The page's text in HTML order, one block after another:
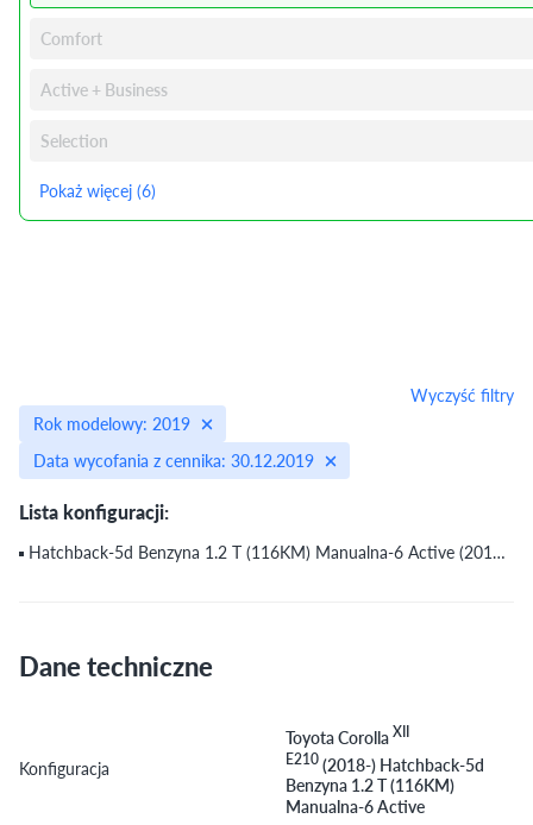
Comfort
Active + Business
Selection
Pokaż więcej (6)
Wyczyść filtry
Rok modelowy: 2019
Data wycofania z cennika: 30.12.2019
Lista konfiguracji:
Hatchback-5d Benzyna 1.2 T (116KM) Manualna-6 Active (2019) (do 30.12.2019)
Dane techniczne
Konfiguracja
Toyota CorollaXII
E210(2018-) Hatchback-5d
Benzyna 1.2 T (116KM)
Manualna-6 Active